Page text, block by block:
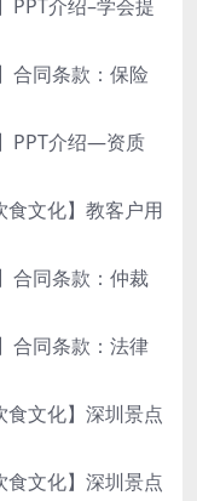
PPT介绍–学会提
合同条款：保险
PPT介绍—资质
文化】教客户用
合同条款：仲裁
合同条款：法律
文化】深圳景点
文化】深圳景点